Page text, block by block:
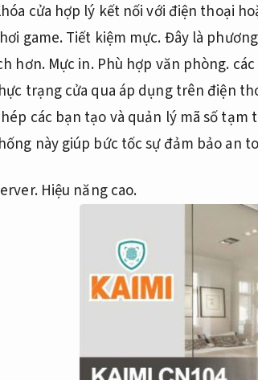
cửa hợp lý kết nối với điện thoại
game.Tiết kiệm mực.Đây là
hơn. Mực in. Phù hợp văn phòng.
trạng cửa qua áp dụng trên điện
các bạn tạo và quản lý mã số
này giúp bức tốc sự đảm bảo an
Hiệu năng cao.